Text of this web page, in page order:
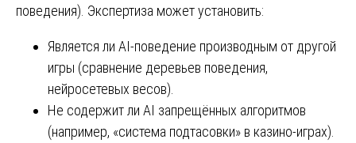
поведения). Экспертиза может установить:
Является ли AI-поведение производным от другой
игры (сравнение деревьев поведения,
нейросетевых весов).
Не содержит ли AI запрещённых алгоритмов
(например, «система подтасовки» в казино-играх).